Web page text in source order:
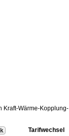
Kraft-Wärme-Kopplung-
Tarifwechsel